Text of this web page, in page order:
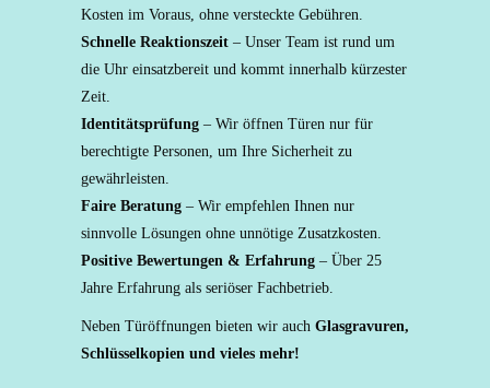
Kosten im Voraus, ohne versteckte Gebühren.
Schnelle Reaktionszeit – Unser Team ist rund um
die Uhr einsatzbereit und kommt innerhalb kürzester
Zeit.
Identitätsprüfung – Wir öffnen Türen nur für
berechtigte Personen, um Ihre Sicherheit zu
gewährleisten.
Faire Beratung – Wir empfehlen Ihnen nur
sinnvolle Lösungen ohne unnötige Zusatzkosten.
Positive Bewertungen & Erfahrung – Über 25
Jahre Erfahrung als seriöser Fachbetrieb.
Neben Türöffnungen bieten wir auch Glasgravuren,
Schlüsselkopien und vieles mehr!